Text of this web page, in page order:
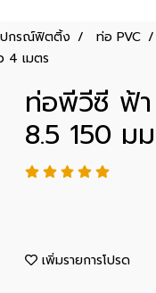
ปกรณ์ฟิตติ้ง ท่อ PVC
4 เมตร
ท่อพีวีซี ฟ้า
8.5 150 ม
เพิ่มรายการโปรด